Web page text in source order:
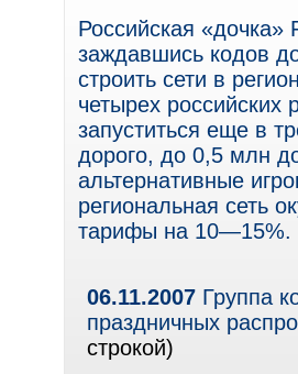
Российская
заждавшись кодов
строить сети в
четырех российских
запуститься еще в
дорого, до 0,5 млн
альтернативные
региональная сеть
тарифы на 10—15%.
06.11.2007 Группа
праздничных
строкой)